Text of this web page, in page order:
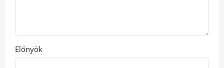
Előnyök